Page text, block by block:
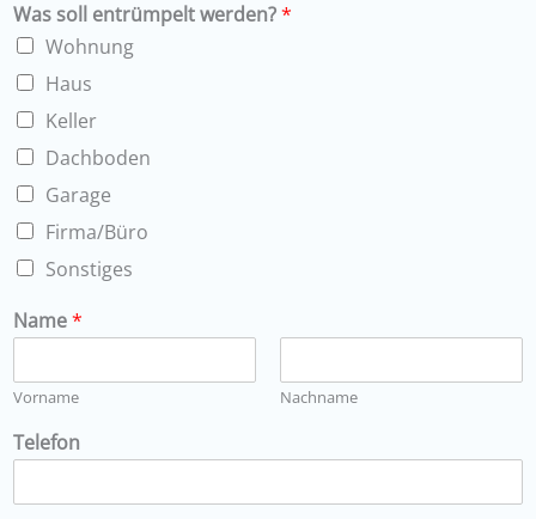
Was soll entrümpelt werden?*
Wohnung
Haus
Keller
Dachboden
Garage
Firma/Büro
Sonstiges
Name*
Vorname Nachname
Telefon